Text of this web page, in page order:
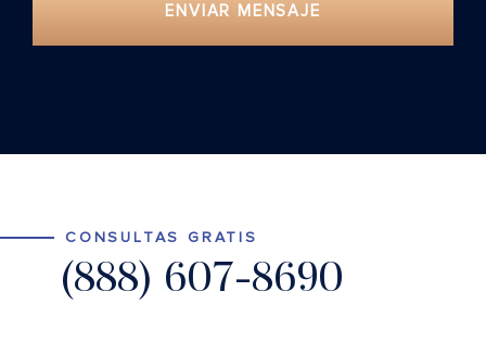
ENVIAR MENSAJE
CONSULTAS GRATIS
(888) 607-8690